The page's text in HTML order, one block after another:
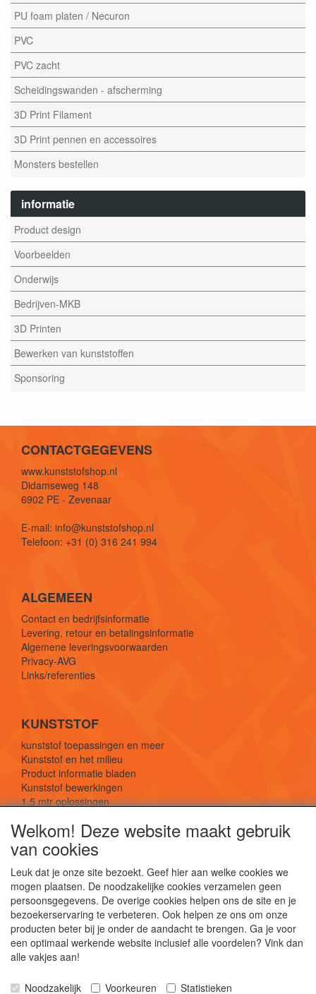
PU foam platen / Necuron
PVC
PVC zacht
Scheidingswanden - afscherming
3D Print Filament
3D Print pennen en accessoires
Monsters bestellen
informatie
Product design
Voorbeelden
Onderwijs
Bedrijven-MKB
3D Printen
Bewerken van kunststoffen
Sponsoring
CONTACTGEGEVENS
www.kunststofshop.nl
Didamseweg 148
6902 PE - Zevenaar
E-mail: info@kunststofshop.nl
Telefoon: +31 (0) 316 241 994
ALGEMEEN
Contact en bedrijfsinformatie
Levering, retour en betalingsinformatie
Algemene leveringsvoorwaarden
Privacy-AVG
Links/referenties
KUNSTSTOF
kunststof toepassingen en meer
Kunststof en het milieu
Product informatie bladen
Kunststof bewerkingen
1,5 mtr oplossingen
SOCIALE MEDIA
De webshop voor kunststof platen, folies, buizen
Welkom! Deze website maakt gebruik
van cookies
Leuk dat je onze site bezoekt. Geef hier aan welke cookies we
mogen plaatsen. De noodzakelijke cookies verzamelen geen
persoonsgegevens. De overige cookies helpen ons de site en je
bezoekerservaring te verbeteren. Ook helpen ze ons om onze
producten beter bij je onder de aandacht te brengen. Ga je voor
een optimaal werkende website inclusief alle voordelen? Vink dan
alle vakjes aan!
Noodzakelijk Voorkeuren Statistieken